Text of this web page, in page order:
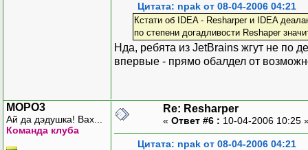
Цитата: npak от 08-04-2006 04:21
Кстати об IDEA - Resharper и IDEA
по степени догадливости Reshaper
Нда, ребята из JetBrains жгут не по
впервые - прямо обалдел от
MOPO3
Ай да дэдушка! Вах...
Команда клуба
Re: Resharper
« Ответ #6 : 10-04-2006 10:25
Цитата: npak от 08-04-2006 04:21